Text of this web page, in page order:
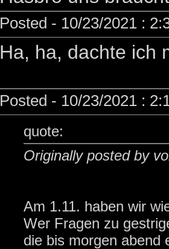
Posted - 10/23/2021 :
Ha, ha, dachte ich
Posted - 10/23/2021 :
quote:
Originally posted by
Am 1.11. haben wir
Wer Fragen zu
die bis morgen abend